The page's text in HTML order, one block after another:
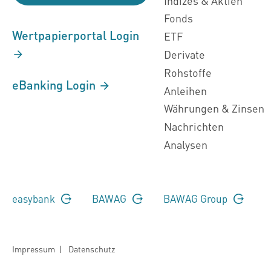
Wertpapierportal Login
eBanking Login
Fonds
ETF
Derivate
Rohstoffe
Anleihen
Währungen & Zinsen
Nachrichten
Analysen
easybank BAWAG BAWAG Group
Impressum | Datenschutz